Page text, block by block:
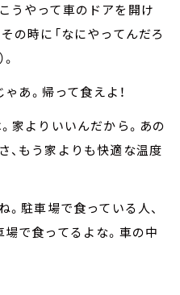
うやって車のドアを開け
の時に「なにやってんだろ
ゃあ。帰って食えよ！
家よりいいんだから。あの
、もう家よりも快適な温度
。駐車場で食っている人、
場で食ってるよな。車の中